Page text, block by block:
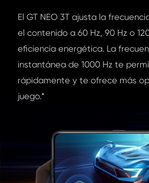
El GT NEO 3T ajusta la
el contenido a 60 Hz, 90 Hz o
eficiencia energética. La
instantánea de 1000 Hz te
rápidamente y te ofrece más
juego.*